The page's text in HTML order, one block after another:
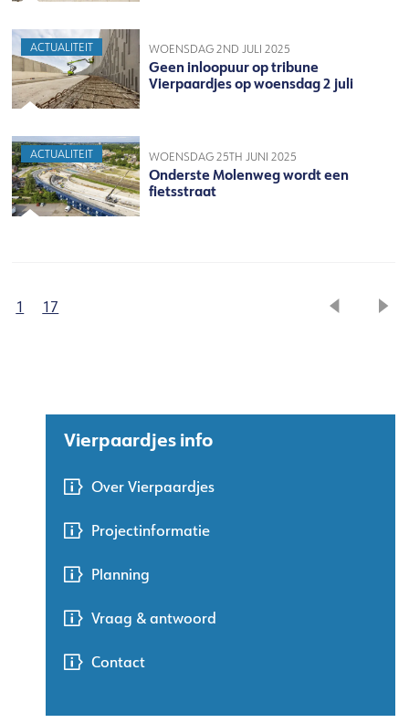
ACTUALITEIT WOENSDAG 2ND JULI 2025
Geen inloopuur op tribune
Vierpaardjes op woensdag 2 juli
ACTUALITEIT WOENSDAG 25TH JUNI 2025
Onderste Molenweg wordt een
fietsstraat
1 17
Vierpaardjes info
Over Vierpaardjes
Projectinformatie
Planning
Vraag & antwoord
Contact